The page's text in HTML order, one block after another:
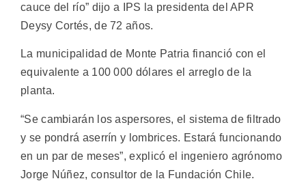
cauce del río” dijo a IPS la presidenta del APR
Deysy Cortés, de 72 años.
La municipalidad de Monte Patria financió con el
equivalente a 100 000 dólares el arreglo de la
planta.
“Se cambiarán los aspersores, el sistema de filtrado
y se pondrá aserrín y lombrices. Estará funcionando
en un par de meses”, explicó el ingeniero agrónomo
Jorge Núñez, consultor de la Fundación Chile.